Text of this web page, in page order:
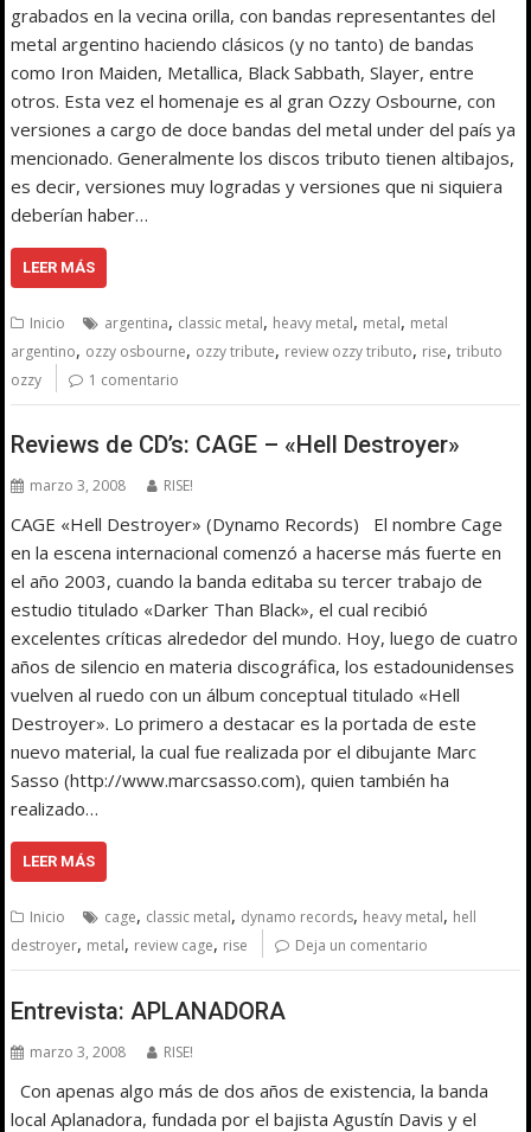
grabados en la vecina orilla, con bandas representantes del
metal argentino haciendo clásicos (y no tanto) de bandas
como Iron Maiden, Metallica, Black Sabbath, Slayer, entre
otros. Esta vez el homenaje es al gran Ozzy Osbourne, con
versiones a cargo de doce bandas del metal under del país ya
mencionado. Generalmente los discos tributo tienen altibajos,
es decir, versiones muy logradas y versiones que ni siquiera
deberían haber…
LEER MÁS
Inicio argentina, classic metal, heavy metal, metal, metal
argentino, ozzy osbourne, ozzy tribute, review ozzy tributo, rise,tributo
ozzy
1 comentario
Reviews de CD’s: CAGE – «Hell Destroyer»
marzo 3, 2008 RISE!
CAGE «Hell Destroyer» (Dynamo Records) El nombre Cage
en la escena internacional comenzó a hacerse más fuerte en
el año 2003, cuando la banda editaba su tercer trabajo de
estudio titulado «Darker Than Black», el cual recibió
excelentes críticas alrededor del mundo. Hoy, luego de cuatro
años de silencio en materia discográfica, los estadounidenses
vuelven al ruedo con un álbum conceptual titulado «Hell
Destroyer». Lo primero a destacar es la portada de este
nuevo material, la cual fue realizada por el dibujante Marc
Sasso (http://www.marcsasso.com), quien también ha
realizado…
LEER MÁS
Inicio cage, classic metal, dynamo records, heavy metal, hell
destroyer, metal, review cage, rise Deja un comentario
Entrevista: APLANADORA
marzo 3, 2008 RISE!
Con apenas algo más de dos años de existencia, la banda
local Aplanadora, fundada por el bajista Agustín Davis y el